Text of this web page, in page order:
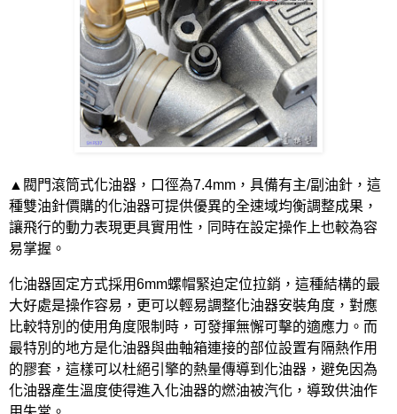
▲閥門滾筒式化油器，口徑為7.4mm ，具備有主/副油針，這
種雙油針價購的化油器可提供優異的全速域均衡調整成果，
讓飛行的動力表現更具實用性，同時在設定操作上也較為容
易掌握。
化油器固定方式採用6mm螺帽緊迫定位拉銷，這種結構的最
大好處是操作容易，更可以輕易調整化油器安裝角度，對應
比較特別的使用角度限制時，可發揮無懈可擊的適應力。而
最特別的地方是化油器與曲軸箱連接的部位設置有隔熱作用
的膠套，這樣可以杜絕引擎的熱量傳導到化油器，避免因為
化油器產生溫度使得進入化油器的燃油被汽化，導致供油作